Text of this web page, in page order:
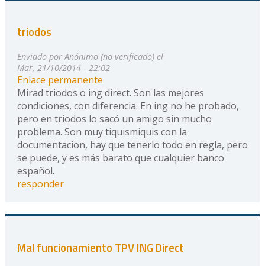
triodos
Enviado porAnónimo (no verificado)el
Mar, 21/10/2014 - 22:02
Enlace permanente
Mirad triodos o ing direct. Son las mejores
condiciones, con diferencia. En ing no he probado,
pero en triodos lo sacó un amigo sin mucho
problema. Son muy tiquismiquis con la
documentacion, hay que tenerlo todo en regla, pero
se puede, y es más barato que cualquier banco
español.
responder
Mal funcionamiento TPV ING Direct